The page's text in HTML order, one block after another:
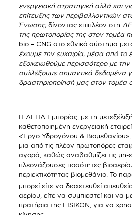
ενεργειακή στρατηγική αλλά και
επίτευξης των περιβαλλοντικών
Ένωσης, δίνοντας επιπλέον στη
της πρωτοπορίας της στον τομέα
bio – CNG στο εθνικό σύστημα
έχουμε την ευκαιρία, μέσα από το
εξοικειωθούμε περισσότερο με
συλλέξουμε σημαντικά δεδομένα
δραστηριοποίησή μας στον τομέα
Η ΔΕΠΑ Εμπορίας, με τη
καθετοποιημένη ενεργειακή
«Έργο Υδρογόνου & Βιομεθανίου»,
μια από τις πλέον πρωτοπόρες
αγορά, καθώς αναβαθμίζει τις μη-
πλεονάζουσες ποσότητες
περιεκτικότητας βιομεθάνιο. Το
μπορεί είτε να διοχετευθεί
αερίου, είτε να συμπιεστεί και να
πρατήρια της FISIKON, για να